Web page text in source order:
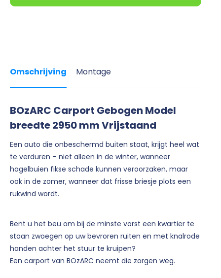
Omschrijving Montage
BOzARC Carport Gebogen Model
breedte 2950 mm Vrijstaand
Een auto die onbeschermd buiten staat, krijgt heel wat
te verduren – niet alleen in de winter, wanneer
hagelbuien fikse schade kunnen veroorzaken, maar
ook in de zomer, wanneer dat frisse briesje plots een
rukwind wordt.
Bent u het beu om bij de minste vorst een kwartier te
staan zwoegen op uw bevroren ruiten en met knalrode
handen achter het stuur te kruipen?
Een carport van BOzARC neemt die zorgen weg.